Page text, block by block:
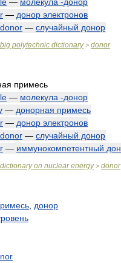
— донор электронов
— случайный донор
polytechnic dictionary> donor
примесь
— молекула -донор
— донорная примесь
— донор электронов
— случайный донор
— иммунокомпетентный
on nuclear energy> donor
донор